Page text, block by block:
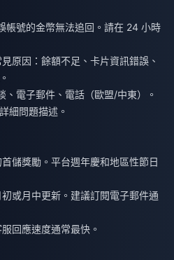
帳號的金幣無法追回。請在 24 小時
原因：餘額不足、卡片資訊錯誤、
、電子郵件、電話（歐盟/中東）。
細問題描述。
儲獎勵。平台週年慶和地區性節日
或月中更新。建議訂閱電子郵件通
回應速度通常最快。